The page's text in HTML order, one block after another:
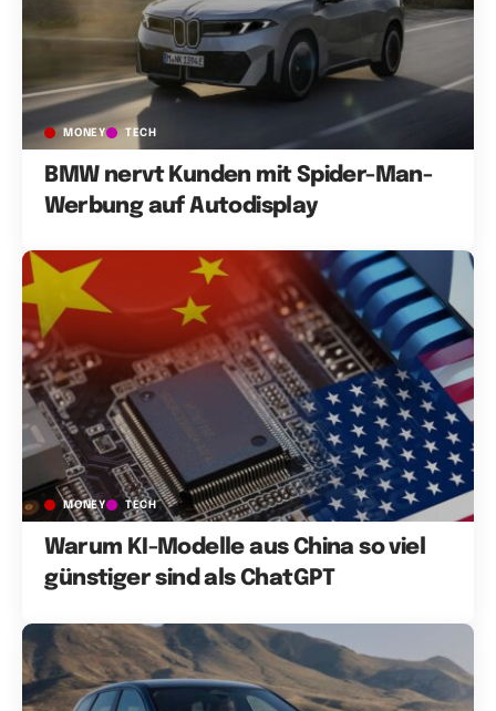
MONEY TECH
BMW nervt Kunden mit Spider-Man-
Werbung auf Autodisplay
MONEY TECH
Warum KI-Modelle aus China so viel
günstiger sind als ChatGPT